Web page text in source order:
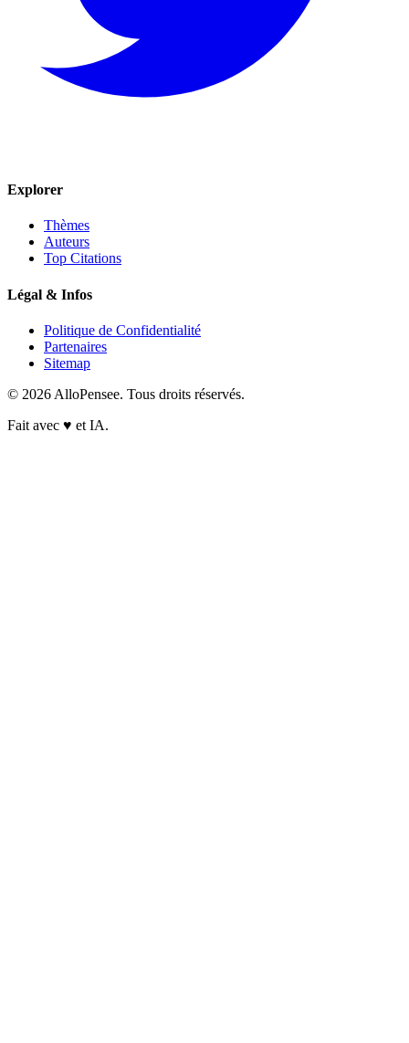
Explorer
Thèmes
Auteurs
Top Citations
Légal & Infos
Politique de Confidentialité
Partenaires
Sitemap
© 2026 AlloPensee. Tous droits réservés.
Fait avec ♥ et IA.